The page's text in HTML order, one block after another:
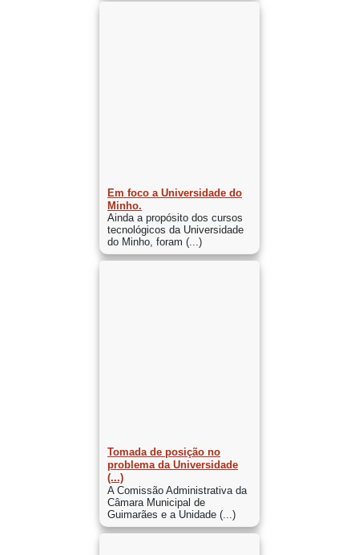
Em foco a Universidade do
Minho.
Ainda a propósito dos cursos
tecnológicos da Universidade
do Minho, foram (...)
Tomada de posição no
problema da Universidade
(...)
A Comissão Administrativa da
Câmara Municipal de
Guimarães e a Unidade (...)